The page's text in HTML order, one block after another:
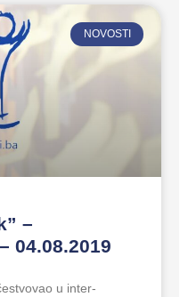
NOVOSTI
–
04.08.2019
u inter-